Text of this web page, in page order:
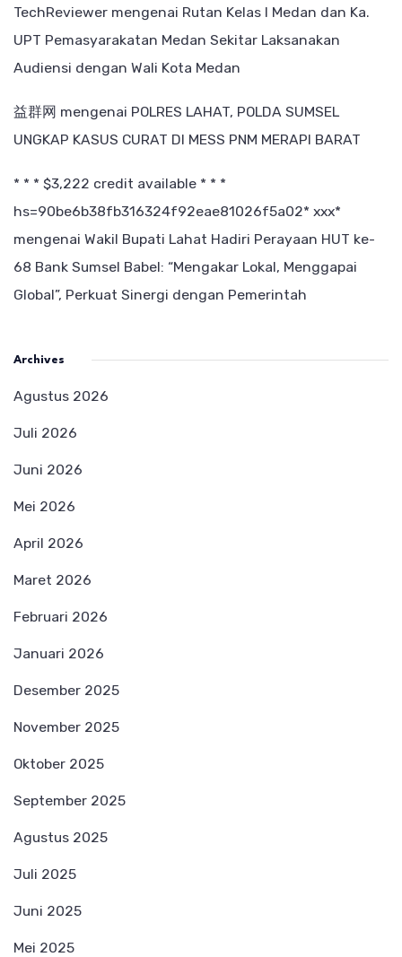
TechReviewer mengenai Rutan Kelas I Medan dan Ka.
UPT Pemasyarakatan Medan Sekitar Laksanakan
Audiensi dengan Wali Kota Medan
益群网 mengenai POLRES LAHAT, POLDA SUMSEL
UNGKAP KASUS CURAT DI MESS PNM MERAPI BARAT
* * * $3,222 credit available * * *
hs=90be6b38fb316324f92eae81026f5a02* ххх*
mengenai Wakil Bupati Lahat Hadiri Perayaan HUT ke-
68 Bank Sumsel Babel: “Mengakar Lokal, Menggapai
Global”, Perkuat Sinergi dengan Pemerintah
Archives
Agustus 2026
Juli 2026
Juni 2026
Mei 2026
April 2026
Maret 2026
Februari 2026
Januari 2026
Desember 2025
November 2025
Oktober 2025
September 2025
Agustus 2025
Juli 2025
Juni 2025
Mei 2025